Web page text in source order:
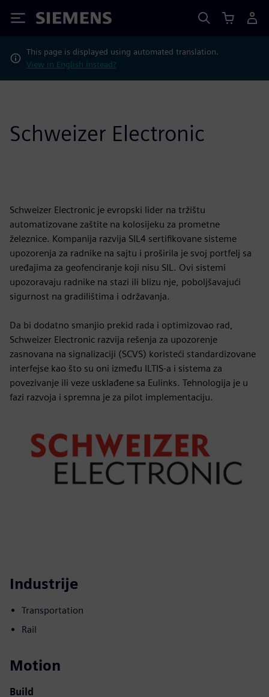
Siemens
This page is displayed using automated translation.
View in English instead?
Schweizer Electronic
Schweizer Electronic je evropski lider na tržištu
automatizovane zaštite na kolosijeku za prometne
železnice. Kompanija razvija SIL4 sertifikovane sisteme
upozorenja za radnike na sajtu i proširila je svoj portfelj sa
uređajima za geofenciranje koji nisu SIL. Ovi sistemi
upozoravaju radnike na stazi ili blizu nje, poboljšavajući
sigurnost na gradilištima i održavanja.
Da bi dodatno smanjio prekid rada i optimizovao rad,
Schweizer Electronic razvija rešenja za upozorenje
zasnovana na signalizaciji (SCVS) koristeći standardizovane
interfejse kao što su oni između ILTIS-a i sistema za
povezivanje ili veze usklađene sa Eulinks. Tehnologija je u
fazi razvoja i spremna je za pilot implementaciju.
Industrije
Transportation
Rail
Motion
Build